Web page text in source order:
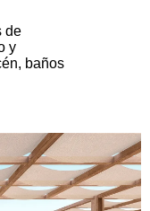
de
y
baños